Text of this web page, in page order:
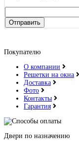
Отправить
Покупателю
О компании
Решетки на окна
Доставка
Фото
Контакты
Гарантия
Двери по назначению